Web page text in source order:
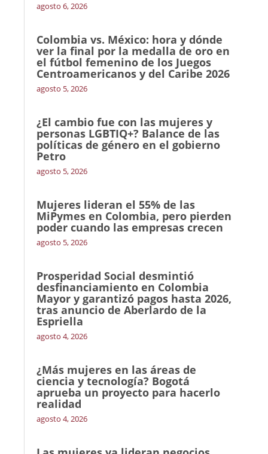
agosto 6, 2026
Colombia vs. México: hora y dónde
ver la final por la medalla de oro en
el fútbol femenino de los Juegos
Centroamericanos y del Caribe 2026
agosto 5, 2026
¿El cambio fue con las mujeres y
personas LGBTIQ+? Balance de las
políticas de género en el gobierno
Petro
agosto 5, 2026
Mujeres lideran el 55% de las
MiPymes en Colombia, pero pierden
poder cuando las empresas crecen
agosto 5, 2026
Prosperidad Social desmintió
desfinanciamiento en Colombia
Mayor y garantizó pagos hasta 2026,
tras anuncio de Aberlardo de la
Espriella
agosto 4, 2026
¿Más mujeres en las áreas de
ciencia y tecnología? Bogotá
aprueba un proyecto para hacerlo
realidad
agosto 4, 2026